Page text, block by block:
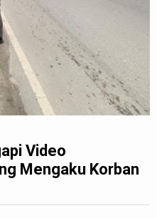
Video
Mengaku Korban